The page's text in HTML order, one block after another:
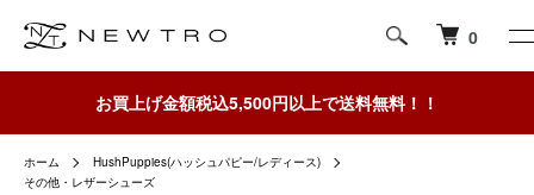
0
お買上げ金額税込5,500円以上で送料無料！！
ホーム
HushPuppies(ハッシュパピー/レディース)
その他・レザーシューズ